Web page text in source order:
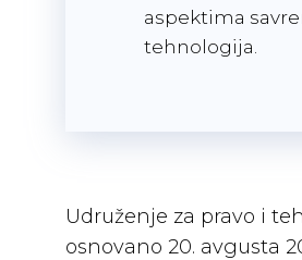
aspektima
tehnologija.
Udruženje za pravo i
osnovano 20. avgusta